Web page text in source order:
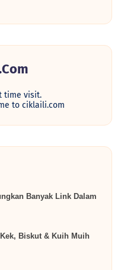
time visit.
to ciklaili.com
Banyak Link Dalam
Biskut & Kuih Muih